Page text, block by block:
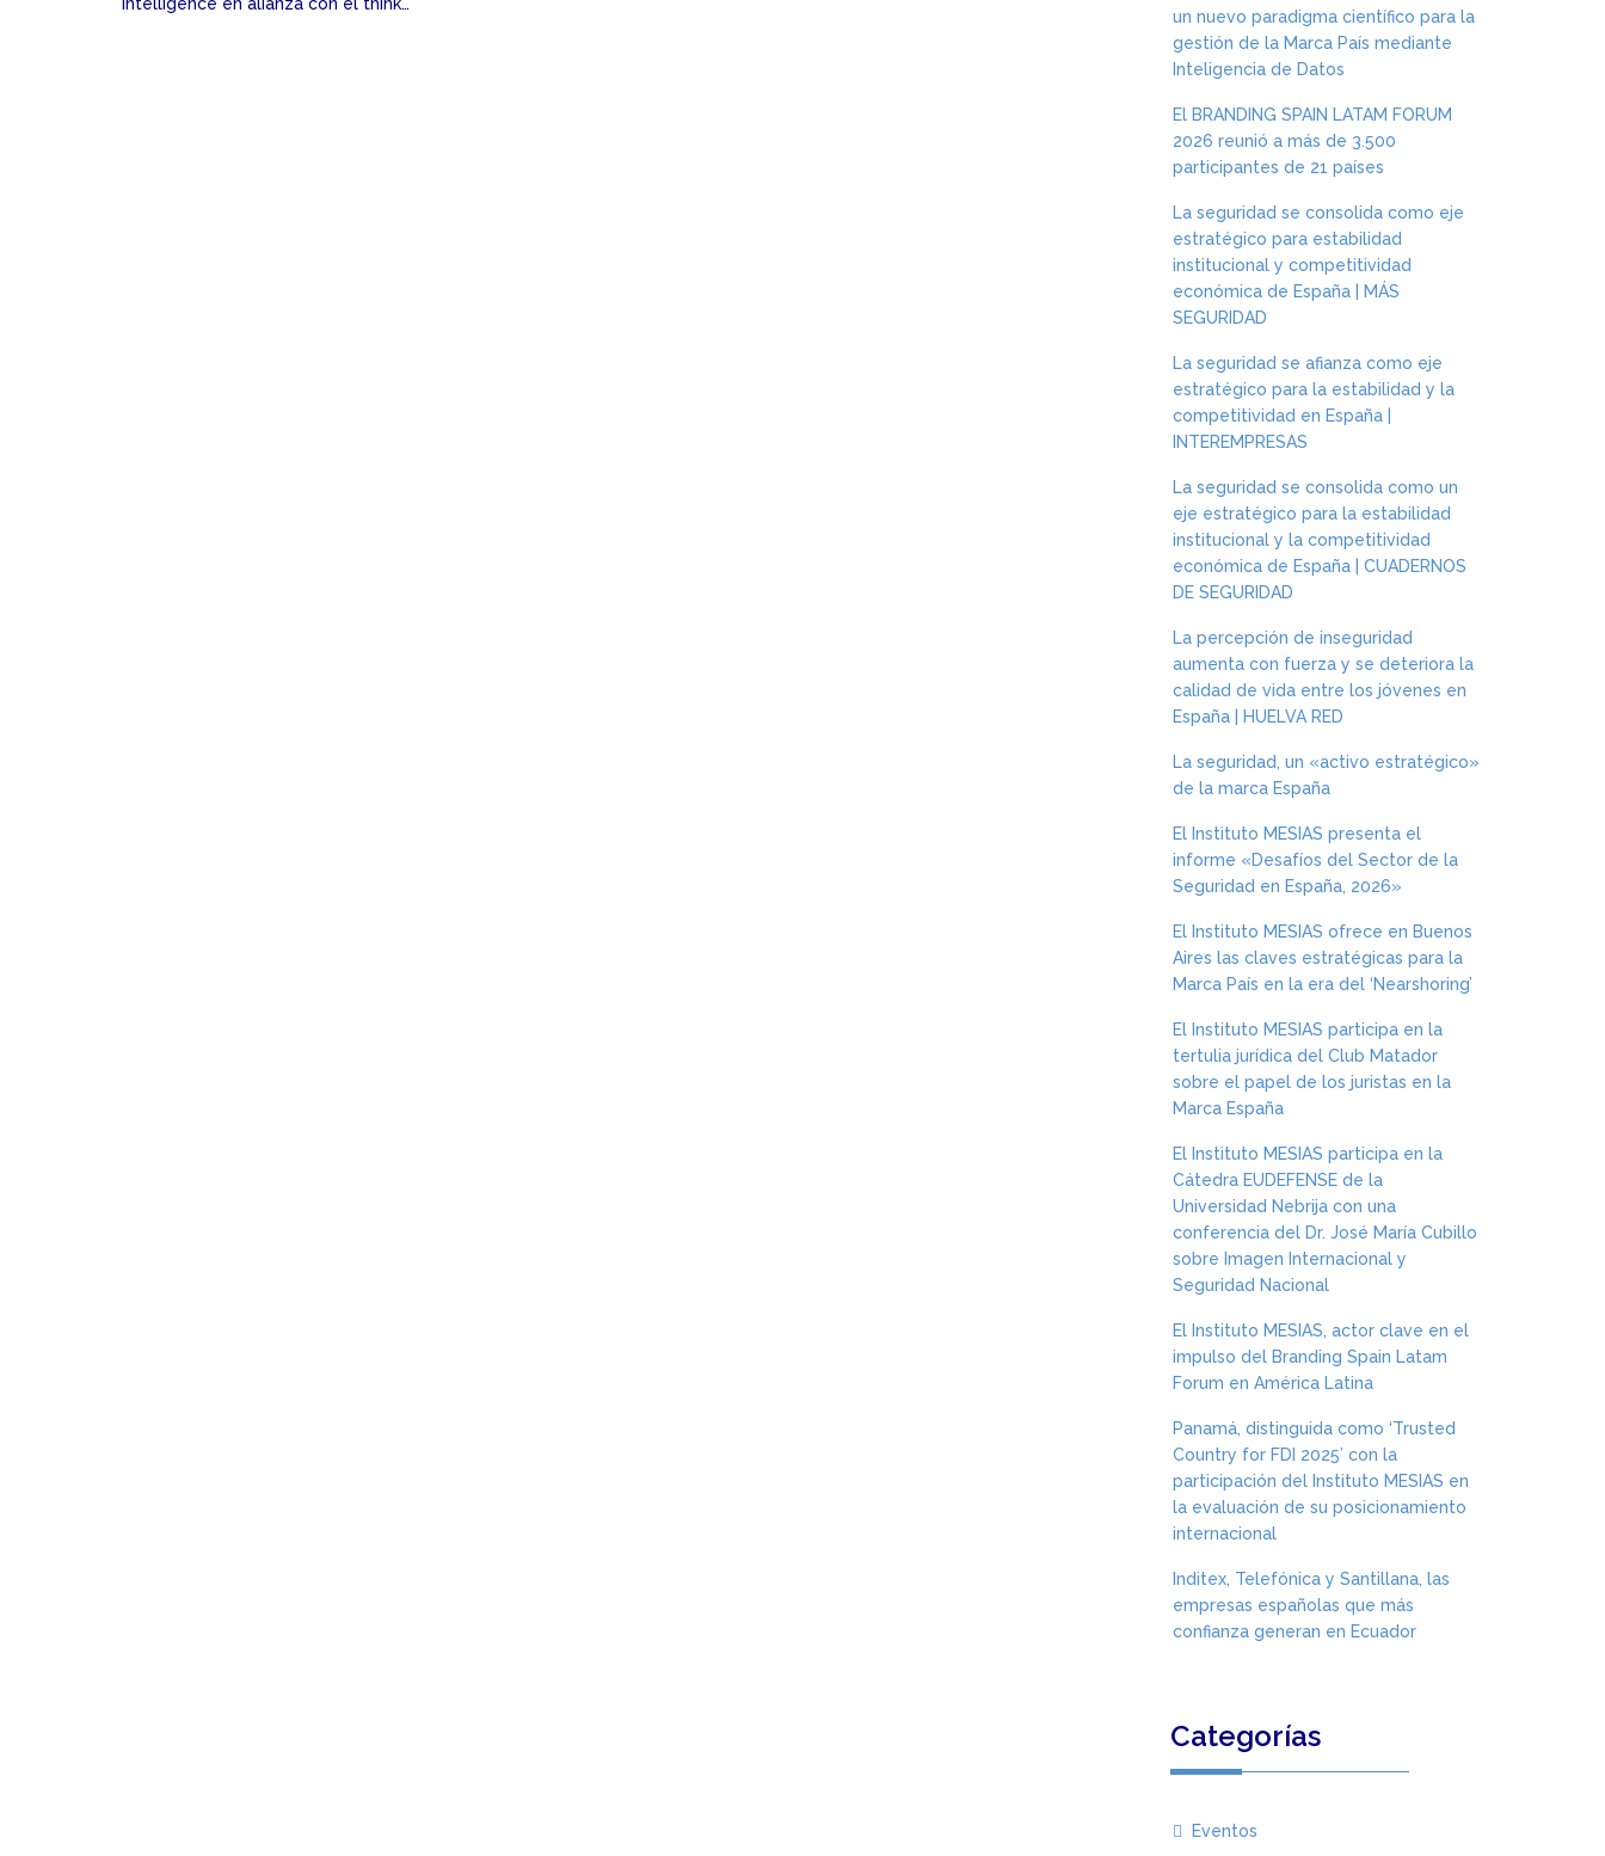
un nuevo paradigma científico para la
gestión de la Marca País mediante
Inteligencia de Datos
El BRANDING SPAIN LATAM FORUM
2026 reunió a más de 3.500
participantes de 21 países
La seguridad se consolida como eje
estratégico para estabilidad
institucional y competitividad
económica de España | MÁS
SEGURIDAD
La seguridad se afianza como eje
estratégico para la estabilidad y la
competitividad en España |
INTEREMPRESAS
La seguridad se consolida como un
eje estratégico para la estabilidad
institucional y la competitividad
económica de España | CUADERNOS
DE SEGURIDAD
La percepción de inseguridad
aumenta con fuerza y se deteriora la
calidad de vida entre los jóvenes en
España | HUELVA RED
La seguridad, un «activo estratégico»
de la marca España
El Instituto MESIAS presenta el
informe «Desafíos del Sector de la
Seguridad en España, 2026»
El Instituto MESIAS ofrece en Buenos
Aires las claves estratégicas para la
Marca País en la era del ‘Nearshoring’
El Instituto MESIAS participa en la
tertulia jurídica del Club Matador
sobre el papel de los juristas en la
Marca España
El Instituto MESIAS participa en la
Cátedra EUDEFENSE de la
Universidad Nebrija con una
conferencia del Dr. José María Cubillo
sobre Imagen Internacional y
Seguridad Nacional
El Instituto MESIAS, actor clave en el
impulso del Branding Spain Latam
Forum en América Latina
Panamá, distinguida como ‘Trusted
Country for FDI 2025’ con la
participación del Instituto MESIAS en
la evaluación de su posicionamiento
internacional
Inditex, Telefónica y Santillana, las
empresas españolas que más
confianza generan en Ecuador
Categorías
Eventos